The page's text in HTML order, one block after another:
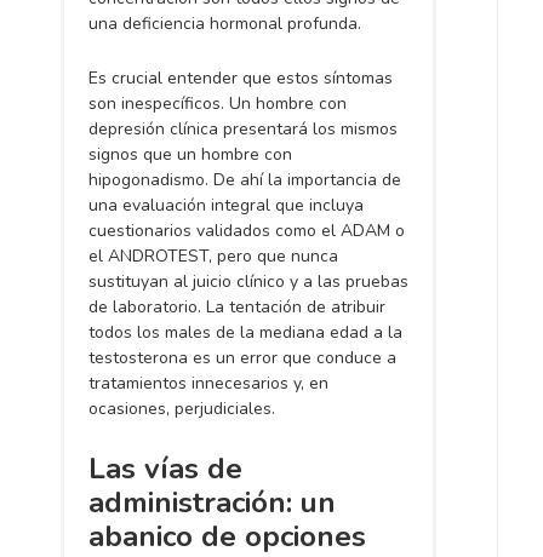
una deficiencia hormonal profunda.
Es crucial entender que estos síntomas
son inespecíficos. Un hombre con
depresión clínica presentará los mismos
signos que un hombre con
hipogonadismo. De ahí la importancia de
una evaluación integral que incluya
cuestionarios validados como el ADAM o
el ANDROTEST, pero que nunca
sustituyan al juicio clínico y a las pruebas
de laboratorio. La tentación de atribuir
todos los males de la mediana edad a la
testosterona es un error que conduce a
tratamientos innecesarios y, en
ocasiones, perjudiciales.
Las vías de
administración: un
abanico de opciones